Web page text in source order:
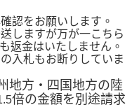
認をお願いします。
しますが万が一こちら
返金はいたしません。
入札もお断りしていま
地方・四国地方の陸
倍の金額を別途請求